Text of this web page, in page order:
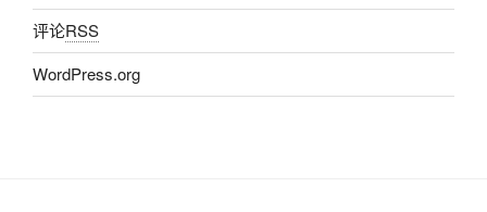
评论RSS
WordPress.org